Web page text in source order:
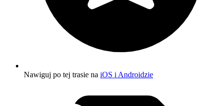
Nawiguj po tej trasie na iOS i Androidzie